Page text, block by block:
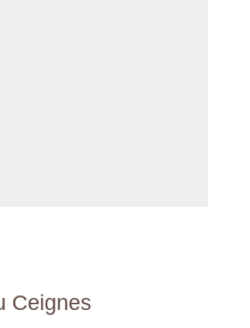
Ceignes